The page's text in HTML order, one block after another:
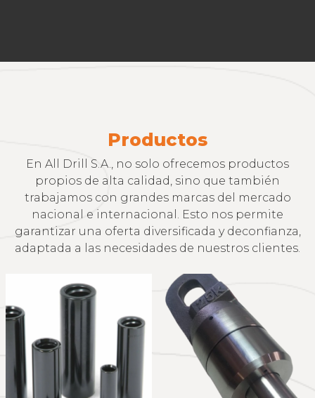
Productos
En All Drill S.A., no solo ofrecemos productos
propios de alta calidad, sino que también
trabajamos con grandes marcas del mercado
nacional e internacional. Esto nos permite
garantizar una oferta diversificada y deconfianza,
adaptada a las necesidades de nuestros clientes.